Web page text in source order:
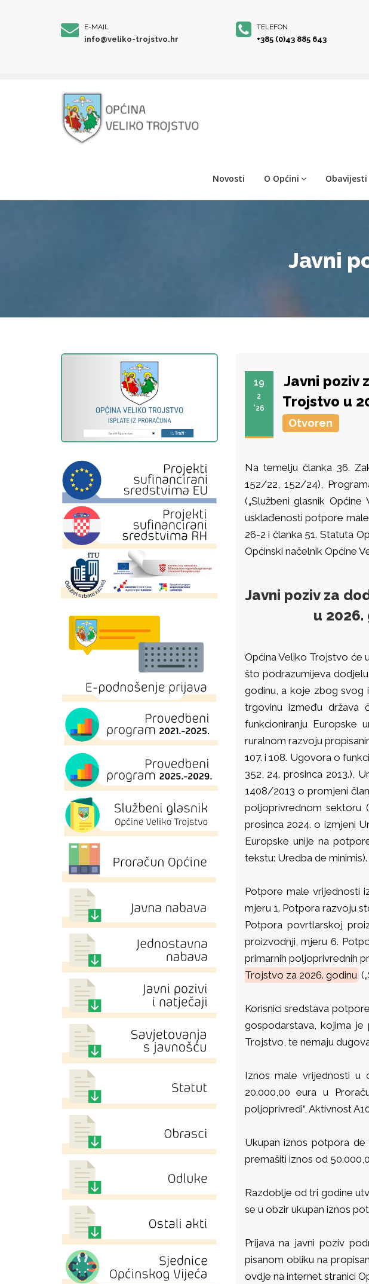
E-MAIL
info@veliko-trojstvo.hr
TELEFON
+385 (0)43 885 643
Novosti O Općini Obavijesti
Javni
19
2
'26
Javni poziv
Trojstvo u
Otvoren
Na temelju članka 36.
152/22, 152/24),
(„Službeni glasnik
usklađenosti potpore
26-2 i članka 51. Statuta
Općinski načelnik Općine
Javni poziv za
u
Općina Veliko Trojstvo će
što podrazumijeva
godinu, a koje zbog svog
trgovinu između država
funkcioniranju Europske
ruralnom razvoju
107. i 108. Ugovora o
352, 24. prosinca 2013.),
1408/2013 o promjeni
poljoprivrednom sektoru
prosinca 2024. o izmjeni
Europske unije na
tekstu: Uredba de minimis).
Potpore male vrijednosti
mjeru 1. Potpora razvoju
Potpora povrtlarskoj
proizvodnji, mjeru 6.
primarnih poljoprivrednih
Trojstvo za 2026. godinu
Korisnici sredstava
gospodarstava, kojima
Trojstvo, te nemaju
Iznos male vrijednosti u
20.000,00 eura u
poljoprivredi“, Aktivnost
Ukupan iznos potpora
premašiti iznos od
Razdoblje od tri godine
se u obzir ukupan iznos
Prijava na javni poziv
pisanom obliku na
ovdje na internet stranici